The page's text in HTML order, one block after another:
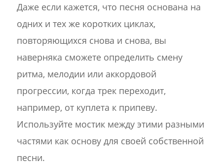
Даже если кажется, что песня основана на
одних и тех же коротких циклах,
повторяющихся снова и снова, вы
наверняка сможете определить смену
ритма, мелодии или аккордовой
прогрессии, когда трек переходит,
например, от куплета к припеву.
Используйте мостик между этими разными
частями как основу для своей собственной
песни.